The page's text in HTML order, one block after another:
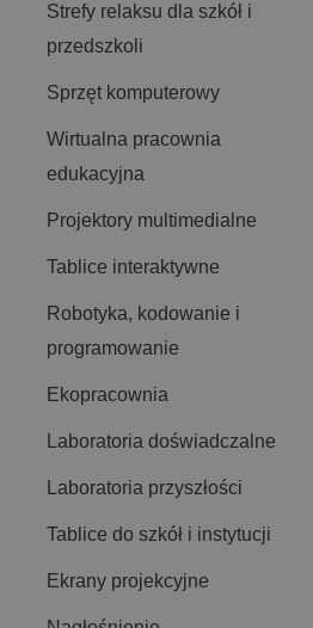
Strefy relaksu dla szkół i
przedszkoli
Sprzęt komputerowy
Wirtualna pracownia
edukacyjna
Projektory multimedialne
Tablice interaktywne
Robotyka, kodowanie i
programowanie
Ekopracownia
Laboratoria doświadczalne
Laboratoria przyszłości
Tablice do szkół i instytucji
Ekrany projekcyjne